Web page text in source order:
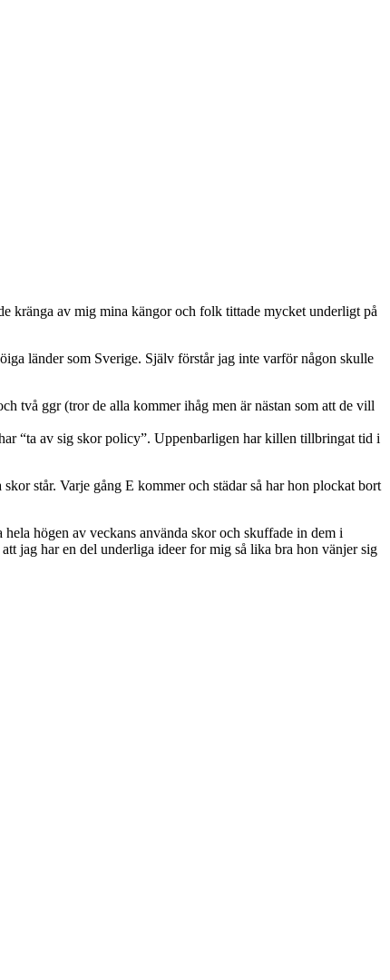
kränga av mig mina kängor och folk tittade mycket underligt på
länder som Sverige. Själv förstår jag inte varför någon skulle
två ggr (tror de alla kommer ihåg men är nästan som att de vill
“ta av sig skor policy”. Uppenbarligen har killen tillbringat tid i
står. Varje gång E kommer och städar så har hon plockat bort
högen av veckans använda skor och skuffade in dem i
jag har en del underliga ideer for mig så lika bra hon vänjer sig